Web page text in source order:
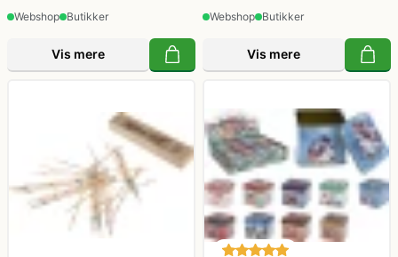
Webshop Butikker
Vis mere
Webshop Butikker
Vis mere